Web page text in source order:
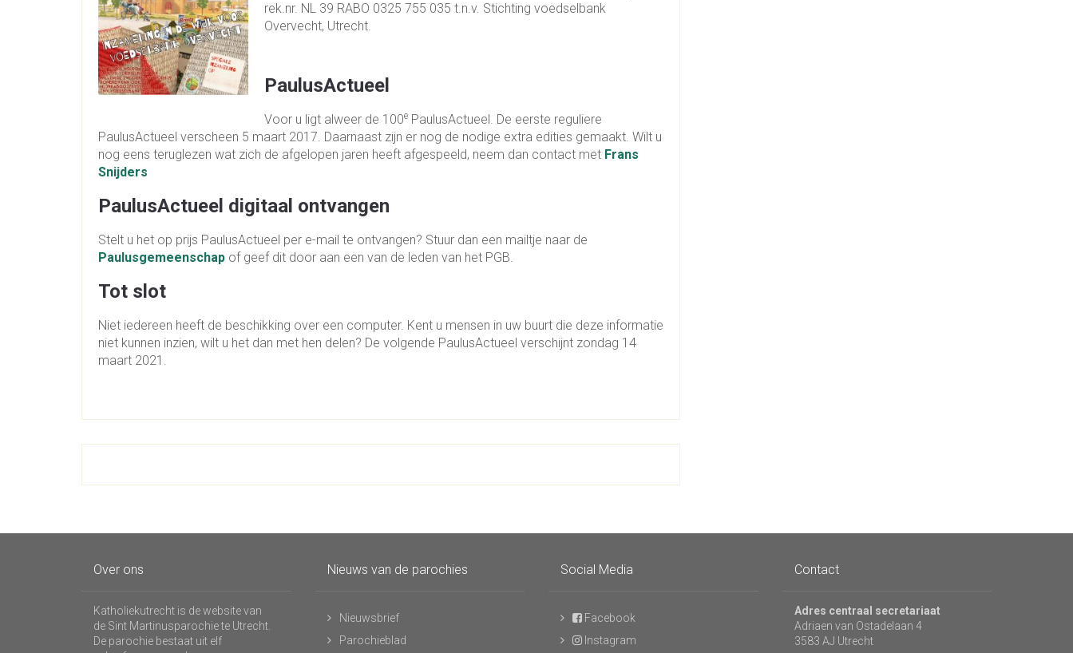
rek.nr. NL 39 RABO 0325 755 035 t.n.v. Stichting voedselbank
Overvecht, Utrecht.
PaulusActueel
Voor u ligt alweer de 100e PaulusActueel. De eerste reguliere
PaulusActueel verscheen 5 maart 2017. Daarnaast zijn er nog de nodige extra edities gemaakt. Wilt u
nog eens teruglezen wat zich de afgelopen jaren heeft afgespeeld, neem dan contact met Frans
Snijders
PaulusActueel digitaal ontvangen
Stelt u het op prijs PaulusActueel per e-mail te ontvangen? Stuur dan een mailtje naar de
Paulusgemeenschap of geef dit door aan een van de leden van het PGB.
Tot slot
Niet iedereen heeft de beschikking over een computer. Kent u mensen in uw buurt die deze informatie
niet kunnen inzien, wilt u het dan met hen delen? De volgende PaulusActueel verschijnt zondag 14
maart 2021.
Over ons
Katholiekutrecht is de website van
de Sint Martinusparochie te Utrecht.
De parochie bestaat uit elf
Nieuws van de parochies
Nieuwsbrief
Parochieblad
Social Media
Facebook
Instagram
Contact
Adres centraal secretariaat
Adriaen van Ostadelaan 4
3583 AJ Utrecht